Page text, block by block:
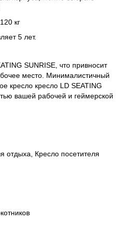
кг
5 лет.
SUNRISE, что привносит
место. Минималистичный
кресло кресло LD SEATING
вашей рабочей и геймерской
отдыха, Кресло посетителя